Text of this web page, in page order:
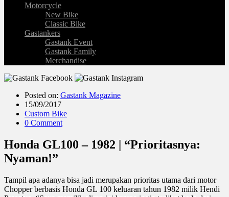
Motorcycle
New Bike
Classic Bike
Gastankers
Gastank Event
Gastank Family
Merchandise
Posted on: Gastank Magazine
15/09/2017
Custom Bike
0 Comment
Honda GL100 – 1982 | “Prioritasnya:
Nyaman!”
Tampil apa adanya bisa jadi merupakan prioritas utama dari motor
Chopper berbasis Honda GL 100 keluaran tahun 1982 milik Hendi